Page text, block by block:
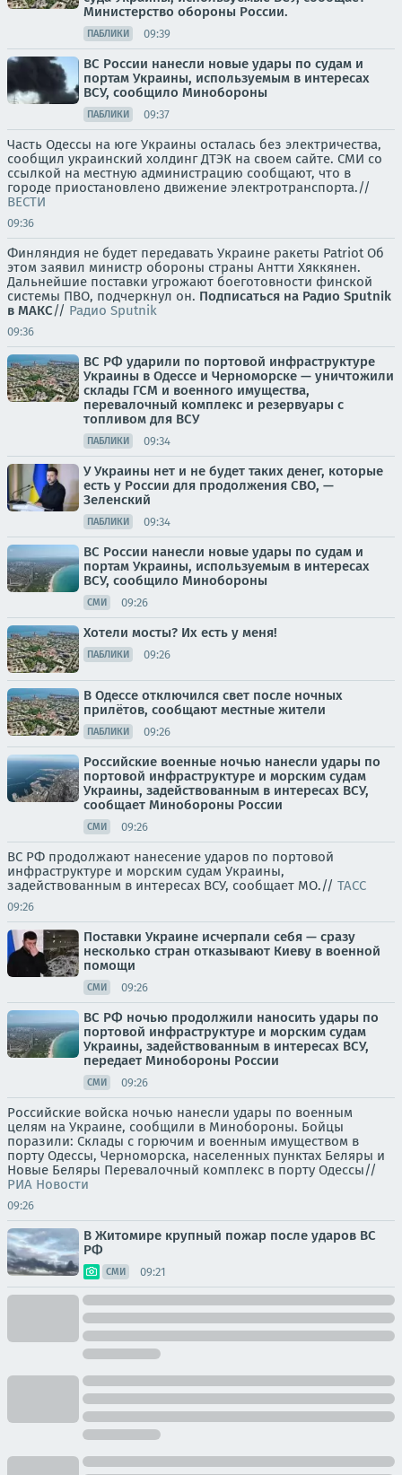
Министерство обороны России.
ПАБЛИКИ 09:39
ВС России нанесли новые удары по судам и
портам Украины, используемым в интересах
ВСУ, сообщило Минобороны
ПАБЛИКИ 09:37
Часть Одессы на юге Украины осталась без электричества,
сообщил украинский холдинг ДТЭК на своем сайте. СМИ со
ссылкой на местную администрацию сообщают, что в
городе приостановлено движение электротранспорта.//
ВЕСТИ
09:36
Финляндия не будет передавать Украине ракеты Patriot Об
этом заявил министр обороны страны Антти Хяккянен.
Дальнейшие поставки угрожают боеготовности финской
системы ПВО, подчеркнул он. Подписаться на Радио Sputnik
в МАКС// Радио Sputnik
09:36
ВС РФ ударили по портовой инфраструктуре
Украины в Одессе и Черноморске — уничтожили
склады ГСМ и военного имущества,
перевалочный комплекс и резервуары с
топливом для ВСУ
ПАБЛИКИ 09:34
У Украины нет и не будет таких денег, которые
есть у России для продолжения СВО, —
Зеленский
ПАБЛИКИ 09:34
ВС России нанесли новые удары по судам и
портам Украины, используемым в интересах
ВСУ, сообщило Минобороны
СМИ 09:26
Хотели мосты? Их есть у меня!
ПАБЛИКИ 09:26
В Одессе отключился свет после ночных
прилётов, сообщают местные жители
ПАБЛИКИ 09:26
Российские военные ночью нанесли удары по
портовой инфраструктуре и морским судам
Украины, задействованным в интересах ВСУ,
сообщает Минобороны России
СМИ 09:26
ВС РФ продолжают нанесение ударов по портовой
инфраструктуре и морским судам Украины,
задействованным в интересах ВСУ, сообщает МО.// ТАСС
09:26
Поставки Украине исчерпали себя — сразу
несколько стран отказывают Киеву в военной
помощи
СМИ 09:26
ВС РФ ночью продолжили наносить удары по
портовой инфраструктуре и морским судам
Украины, задействованным в интересах ВСУ,
передает Минобороны России
СМИ 09:26
Российские войска ночью нанесли удары по военным
целям на Украине, сообщили в Минобороны. Бойцы
поразили: Склады с горючим и военным имуществом в
порту Одессы, Черноморска, населенных пунктах Беляры и
Новые Беляры Перевалочный комплекс в порту Одессы//
РИА Новости
09:26
В Житомире крупный пожар после ударов ВС
РФ
СМИ 09:21